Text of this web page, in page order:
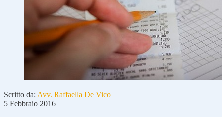
Scritto da: Avv. Raffaella De Vico
5 Febbraio 2016